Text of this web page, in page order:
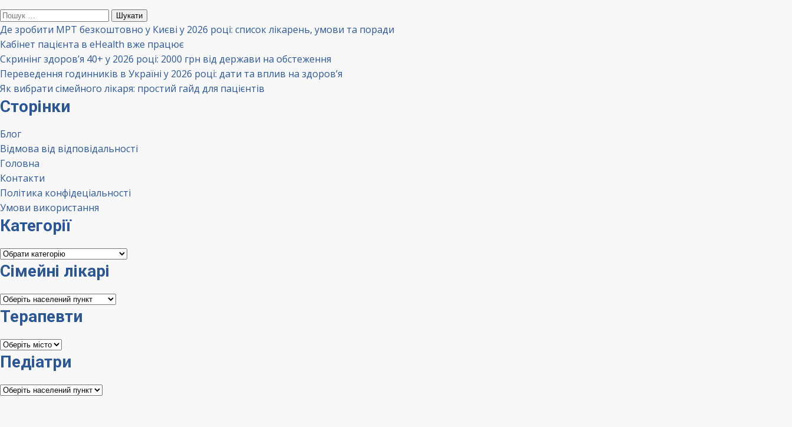
Пошук:
Де зробити МРТ безкоштовно у Києві у 2026 році: список лікарень, умови та поради
Кабінет пацієнта в eHealth вже працює
Скринінг здоров’я 40+ у 2026 році: 2000 грн від держави на обстеження
Переведення годинників в Україні у 2026 році: дати та вплив на здоров’я
Як вибрати сімейного лікаря: простий гайд для пацієнтів
Сторінки
Блог
Відмова від відповідальності
Головна
Контакти
Політика конфідеціальності
Умови використання
Категорії
Категорії
Сімейні лікарі
Сімейні
лікарі
Терапевти
Терапевти
Педіатри
Педіатри